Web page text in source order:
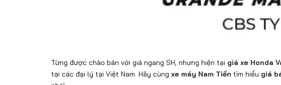
Từng được chào bán với giá ngang SH, nhưng hiện tại giá xe Honda
tại các đại lý tại Việt Nam. Hãy cùng xe máy Nam Tiến tìm hiểu giá